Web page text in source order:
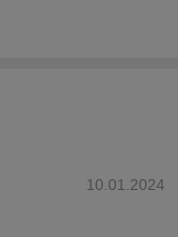
10.01.2024